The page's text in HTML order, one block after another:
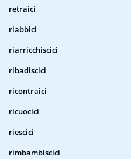
retraici
riabbici
riarricchiscici
ribadiscici
ricontraici
ricuocici
riescici
rimbambiscici